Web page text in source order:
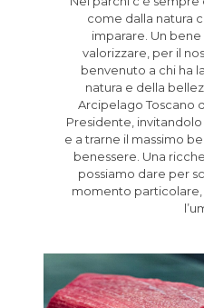
come dalla natura
imparare. Un
valorizzare, per il
benvenuto a chi ha
natura e della
Arcipelago Toscano
Presidente,
e a trarne il massimo
benessere. Una
possiamo dare per
momento particolare,